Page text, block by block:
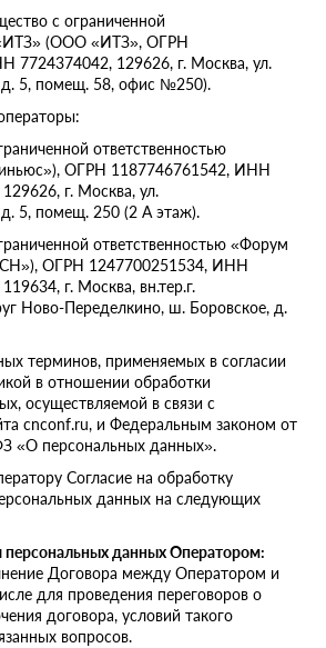
с ограниченной
«ИТЗ» (ООО «ИТЗ», ОГРН
7724374042, 129626, г. Москва, ул.
д. 5, помещ. 58, офис №250).
ответственностью
ОГРН 1187746761542, ИНН
г. Москва, ул.
д. 5, помещ. 250 (2 А этаж).
ответственностью «Форум
ОГРН 1247700251534, ИНН
г. Москва, вн.тер.г.
Ново-Переделкино, ш. Боровское, д.
терминов, применяемых в согласии
в отношении обработки
осуществляемой в связи с
cnconf.ru, и Федеральным законом от
«О персональных данных».
Согласие на обработку
данных на следующих
персональных данных Оператором:
Договора между Оператором и
для проведения переговоров о
договора, условий такого
вопросов.